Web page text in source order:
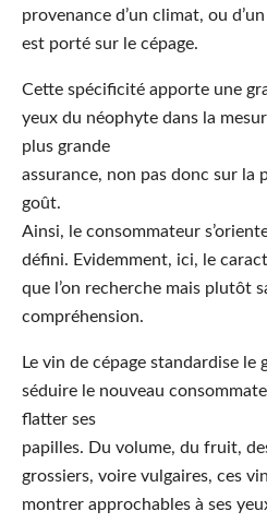
provenance d’un climat, ou
est porté sur le cépage.
Cette spécificité apporte une
yeux du néophyte dans la
plus grande
assurance, non pas donc sur la
goût.
Ainsi, le consommateur
défini. Evidemment, ici, le
que l’on recherche mais plutôt
compréhension.
Le vin de cépage standardise le
séduire le nouveau
flatter ses
papilles. Du volume, du fruit,
grossiers, voire vulgaires, ces
montrer approchables à ses